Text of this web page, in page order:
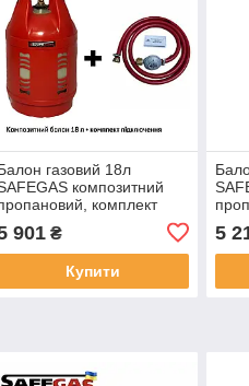
газовий 18л
композитний
комплект
901₴
Купити
5